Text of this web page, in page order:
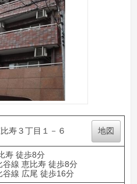
寿３丁目１－６ 地図
寿 徒歩8分
谷線 恵比寿 徒歩8分
谷線 広尾 徒歩16分